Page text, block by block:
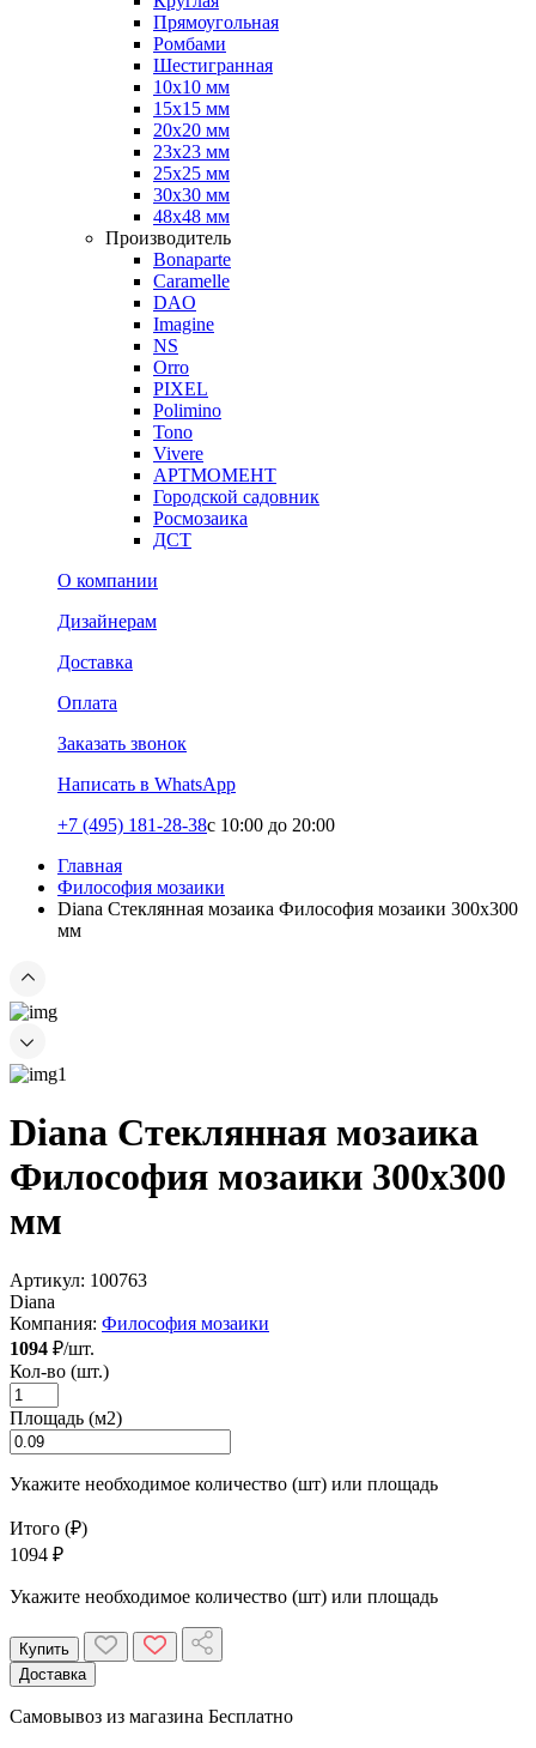
Прямоугольная
Ромбами
Шестигранная
10х10 мм
15х15 мм
20х20 мм
23х23 мм
25х25 мм
30х30 мм
48х48 мм
Производитель
Bonaparte
Caramelle
DAO
Imagine
NS
Orro
PIXEL
Polimino
Tono
Vivere
АРТМОМЕНТ
Городской садовник
Росмозаика
ДСТ
О компании
Дизайнерам
Доставка
Оплата
Заказать звонок
Написать в WhatsApp
+7 (495) 181-28-38c 10:00 до 20:00
Главная
Философия мозаики
Diana Стеклянная мозаика Философия мозаики 300x300
мм
Diana Стеклянная мозаика
Философия мозаики 300x300
мм
Артикул: 100763
Diana
Компания: Философия мозаики
1094 ₽/шт.
Кол-во (шт.)
Площадь (м2)
Укажите необходимое количество (шт) или площадь
Итого (₽)
1094 ₽
Укажите необходимое количество (шт) или площадь
Купить
Доставка
Самовывоз из магазина Бесплатно